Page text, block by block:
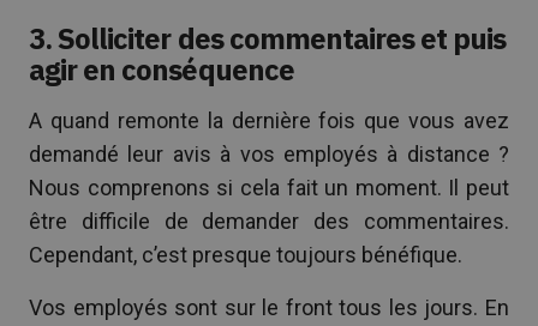
3. Solliciter des commentaires et puis
agir en conséquence
A quand remonte la dernière fois que vous avez
demandé leur avis à vos employés à distance ?
Nous comprenons si cela fait un moment. Il peut
être difficile de demander des commentaires.
Cependant, c’est presque toujours bénéfique.
Vos employés sont sur le front tous les jours. En